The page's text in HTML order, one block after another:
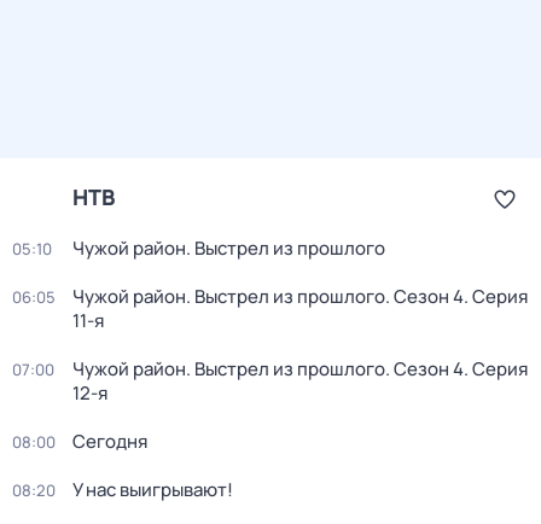
НТВ
05:10 Чужой район. Выстрел из прошлого
06:05 Чужой район. Выстрел из прошлого. Сезон 4. Серия
11-я
07:00 Чужой район. Выстрел из прошлого. Сезон 4. Серия
12-я
08:00 Сегодня
08:20 У нас выигрывают!